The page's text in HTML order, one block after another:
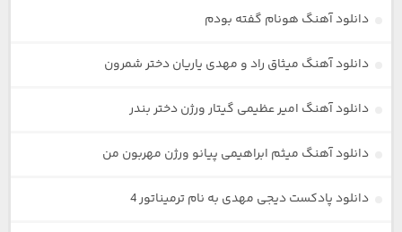
دانلود آهنگ هونام گفته بودم
دانلود آهنگ میثاق راد و مهدی یاریان دختر شمرون
دانلود آهنگ امیر عظیمی گیتار ورژن دختر بندر
دانلود آهنگ میثم ابراهیمی پیانو ورژن مهربون من
دانلود پادکست دیجی مهدی به نام ترمیناتور 4